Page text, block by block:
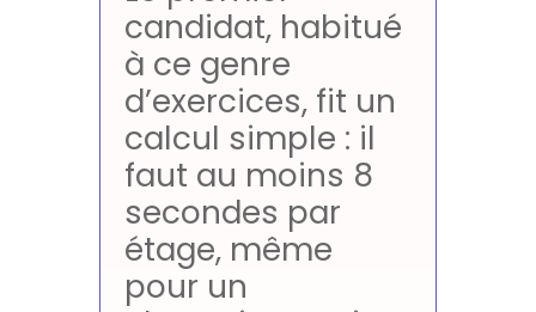
candidat, habitué
à ce genre
d’exercices, fit un
calcul simple : il
faut au moins 8
secondes par
étage, même
pour un